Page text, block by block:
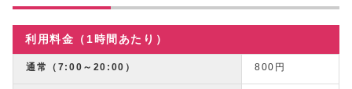
利用料金（1時間あたり）
通常（7:00～20:00） 800円